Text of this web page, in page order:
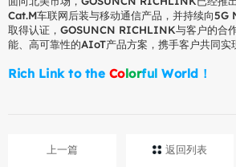
Cat.M车联网后装与移动通信产品，并持续向5G
取得认证，GOSUNCN RICHLINK与客户的合
能、高可靠性的AIoT产品方案，携手客户共同实
Rich Link to the Colorful World！
上一篇 返回列表